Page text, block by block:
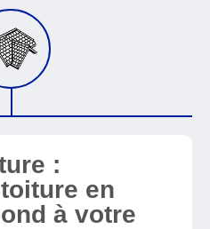
:
en
à votre